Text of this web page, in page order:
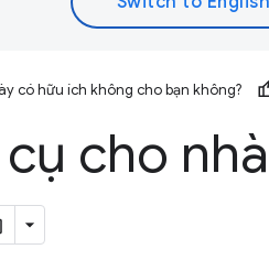
có hữu ích không cho bạn không?
cho nhà